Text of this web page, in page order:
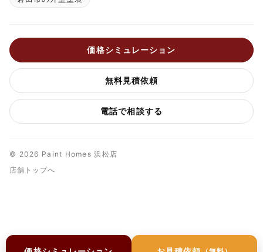
価格シミュレーション
無料見積依頼
電話で相談する
© 2026 Paint Homes 浜松店
店舗トップへ